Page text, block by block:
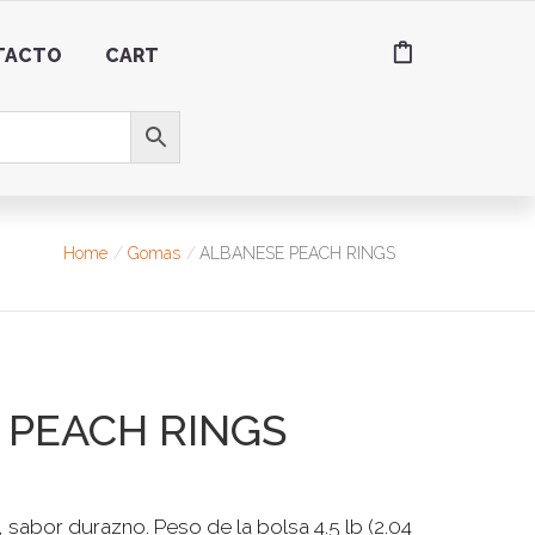
CART
Home Gomas ALBANESE PEACH RINGS
RINGS
durazno. Peso de la bolsa 4.5 lb (2.04